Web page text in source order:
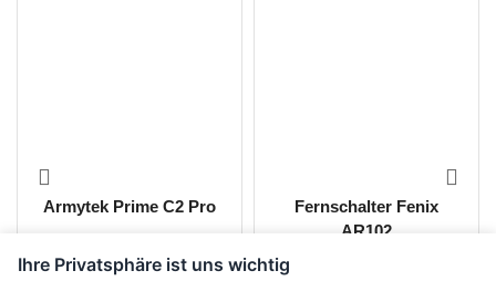
Armytek Prime C2 Pro
Fernschalter Fenix
AR102
Ihre Privatsphäre ist uns wichtig